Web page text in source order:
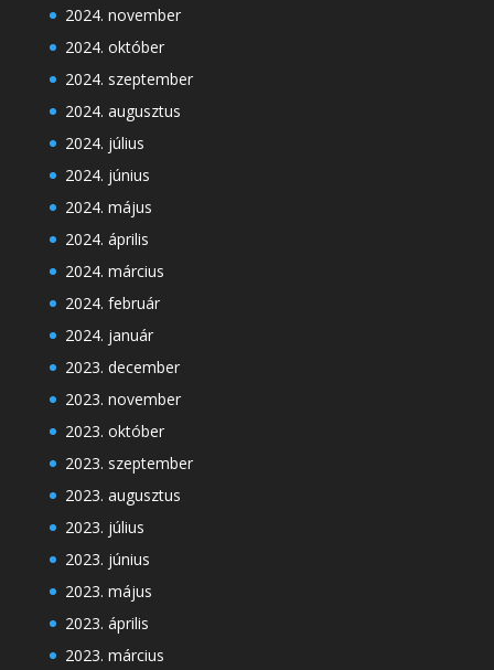
2024. november
2024. október
2024. szeptember
2024. augusztus
2024. július
2024. június
2024. május
2024. április
2024. március
2024. február
2024. január
2023. december
2023. november
2023. október
2023. szeptember
2023. augusztus
2023. július
2023. június
2023. május
2023. április
2023. március